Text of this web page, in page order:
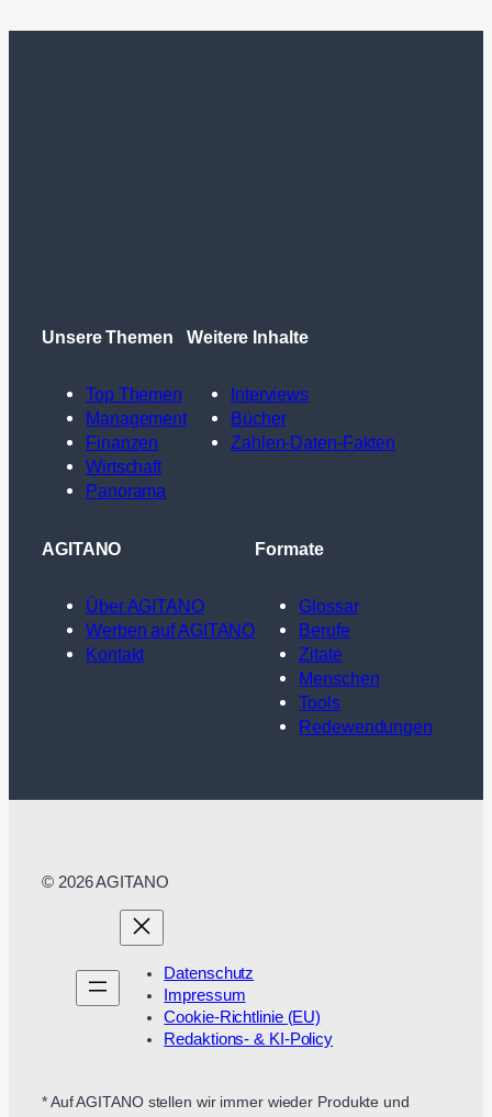
Unsere Themen
Top Themen
Management
Finanzen
Wirtschaft
Panorama
Weitere Inhalte
Interviews
Bücher
Zahlen-Daten-Fakten
AGITANO
Über AGITANO
Werben auf AGITANO
Kontakt
Formate
Glossar
Berufe
Zitate
Menschen
Tools
Redewendungen
© 2026 AGITANO
Datenschutz
Impressum
Cookie-Richtlinie (EU)
Redaktions- & KI-Policy
* Auf AGITANO stellen wir immer wieder Produkte und